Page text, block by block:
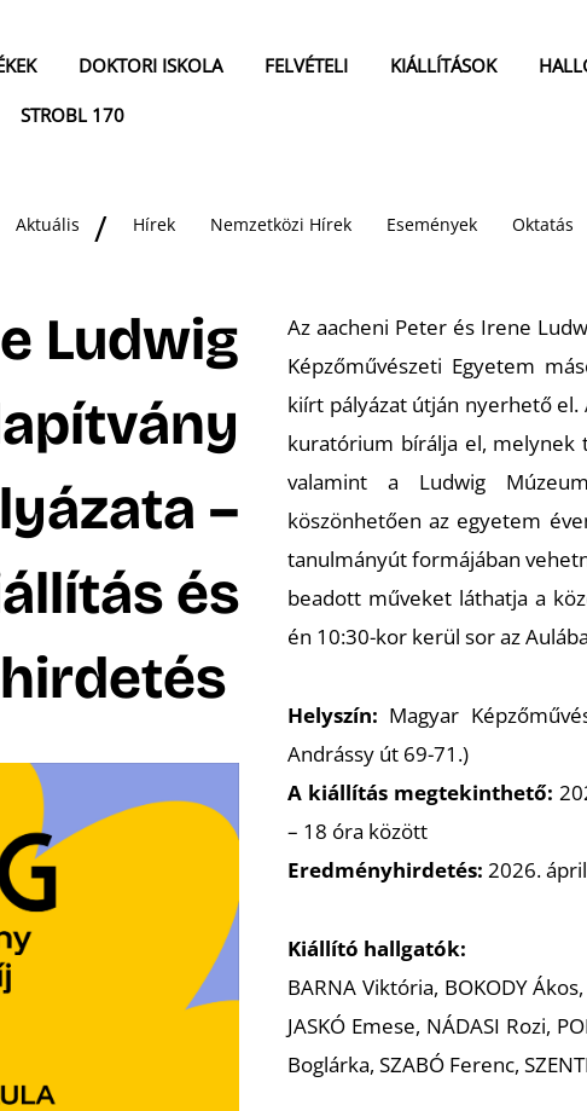
DOKTORI ISKOLA FELVÉTELI KIÁLLÍTÁSOK
STROBL 170
Aktuális Hírek Nemzetközi Hírek Események Oktatás
Ludwig
–
és
Az aacheni Peter és Irene
Képzőművészeti Egyetem
kiírt pályázat útján nyerhető
kuratórium bírálja el, melynek
valamint a Ludwig
köszönhetően az egyetem
tanulmányút formájában
beadott műveket láthatja a
én 10:30-kor kerül sor az
Helyszín: Magyar
Andrássy út 69-71.)
A kiállítás megtekinthető:
– 18 óra között
Eredményhirdetés: 2026.
Kiállító hallgatók:
BARNA Viktória, BOKODY
JASKÓ Emese, NÁDASI Rozi,
Boglárka, SZABÓ Ferenc,